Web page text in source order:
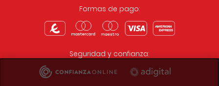
Formas de pago:
Seguridad y confianza: